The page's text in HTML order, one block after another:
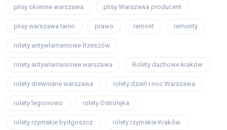
plisy okienne warszawa plisy Warszawa producent
plisy warszawa tanio prawo remont remonty
rolety antywłamaniowe Rzeszów
rolety antywłamaniowe warszawa Rolety dachowe kraków
rolety drewniane warszawa rolety dzień i noc Warszawa
rolety legionowo rolety Ostrołęka
rolety rzymskie bydgoszcz rolety rzymskie Kraków